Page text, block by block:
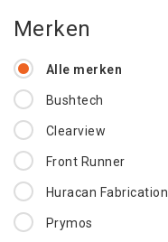
Merken
Alle merken
Bushtech
Clearview
Front Runner
Huracan Fabrication
Prymos